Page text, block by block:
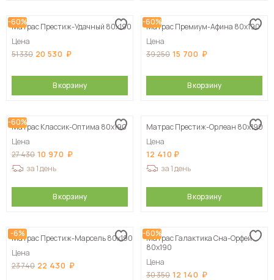
-60%
Матрас Престиж-Удачный 80х190
Цена
51 330 20 530
В корзину
-60%
Матрас Премиум-Афина 80х190
Цена
39 250 15 700
В корзину
-60%
Матрас Классик-Оптима 80х190
Цена
27 430 10 970
за 1 день
В корзину
Матрас Престиж-Орлеан 80х190
Цена
12 410
за 1 день
В корзину
-6%
Матрас Престиж-Марсель 80х190
Цена
23 740 22 430
-60%
Матрас Галактика Сна-Орфей
80х190
Цена
30 350 12 140